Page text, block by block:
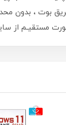
مستقیـم از